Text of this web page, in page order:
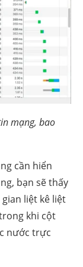
mạng, bao
cần hiển
bạn sẽ thấy
liệt kê liệt
khi cột
nước trực